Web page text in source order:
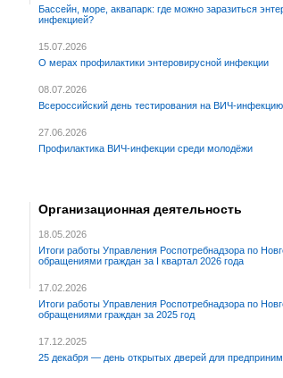
Бассейн, море, аквапарк: где можно заразиться
инфекцией?
15.07.2026
О мерах профилактики энтеровирусной инфекции
08.07.2026
Всероссийский день тестирования на ВИЧ-инфекцию
27.06.2026
Профилактика ВИЧ-инфекции среди молодёжи
Организационная деятельность
18.05.2026
Итоги работы Управления Роспотребнадзора по
обращениями граждан за I квартал 2026 года
17.02.2026
Итоги работы Управления Роспотребнадзора по
обращениями граждан за 2025 год
17.12.2025
25 декабря — день открытых дверей для